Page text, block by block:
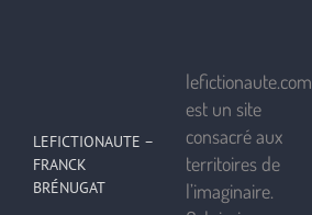
LEFICTIONAUTE –
FRANCK
BRÉNUGAT
lefictionaute.com
est un site
consacré aux
territoires de
l’imaginaire.